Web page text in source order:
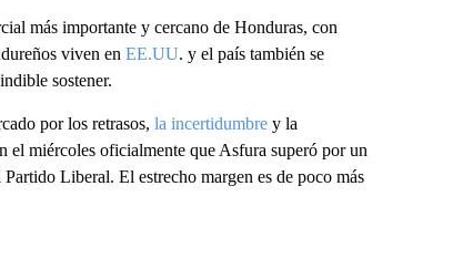
más importante y cercano de Honduras, con
viven en EE.UU. y el país también se
sostener.
por los retrasos, la incertidumbrey la
miércoles oficialmente que Asfura superó por un
Liberal. El estrecho margen es de poco más